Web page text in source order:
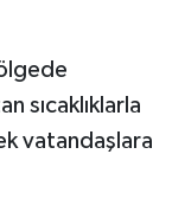
sıcaklıklarla
vatandaşlara